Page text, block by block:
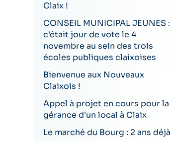
Claix !
CONSEIL MUNICIPAL JEUNES :
c'était jour de vote le 4
novembre au sein des trois
écoles publiques claixoises
Bienvenue aux Nouveaux
Claixois !
Appel à projet en cours pour la
gérance d'un local à Claix
Le marché du Bourg : 2 ans déjà